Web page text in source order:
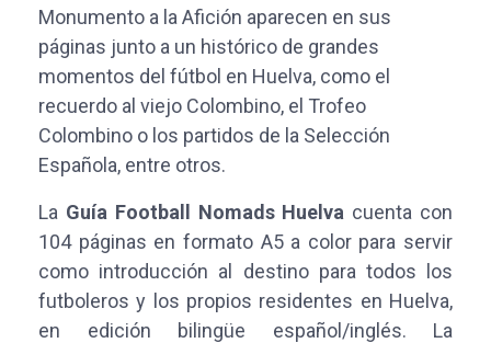
Monumento a la Afición aparecen en sus
páginas junto a un histórico de grandes
momentos del fútbol en Huelva, como el
recuerdo al viejo Colombino, el Trofeo
Colombino o los partidos de la Selección
Española, entre otros.
La Guía Football Nomads Huelva cuenta con
104 páginas en formato A5 a color para servir
como introducción al destino para todos los
futboleros y los propios residentes en Huelva,
en edición bilingüe español/inglés. La